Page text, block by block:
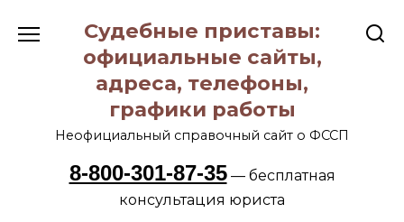
содержанию
Судебные приставы:
официальные сайты,
адреса, телефоны,
графики работы
Неофициальный справочный сайт о ФССП
8-800-301-87-35— бесплатная
консультация юриста